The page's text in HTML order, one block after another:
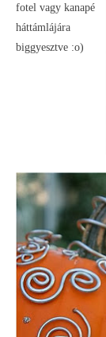
fotel vagy kanapé
háttámlájára
biggyesztve :o)